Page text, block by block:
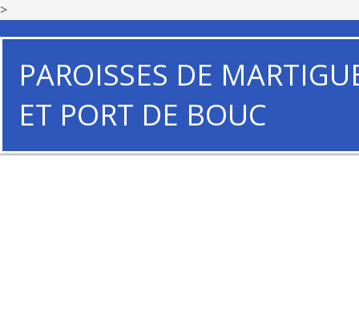
>
PAROISSES DE
ET PORT DE BOUC